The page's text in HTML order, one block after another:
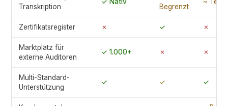
Transkription
Begrenzt
Zertifikatsregister ✗ ✓ ✗
Marktplatz für
externe Auditoren
✓ 1.000+ ✗ ✗
Multi-Standard-
Unterstützung
✓ ✓ ✓